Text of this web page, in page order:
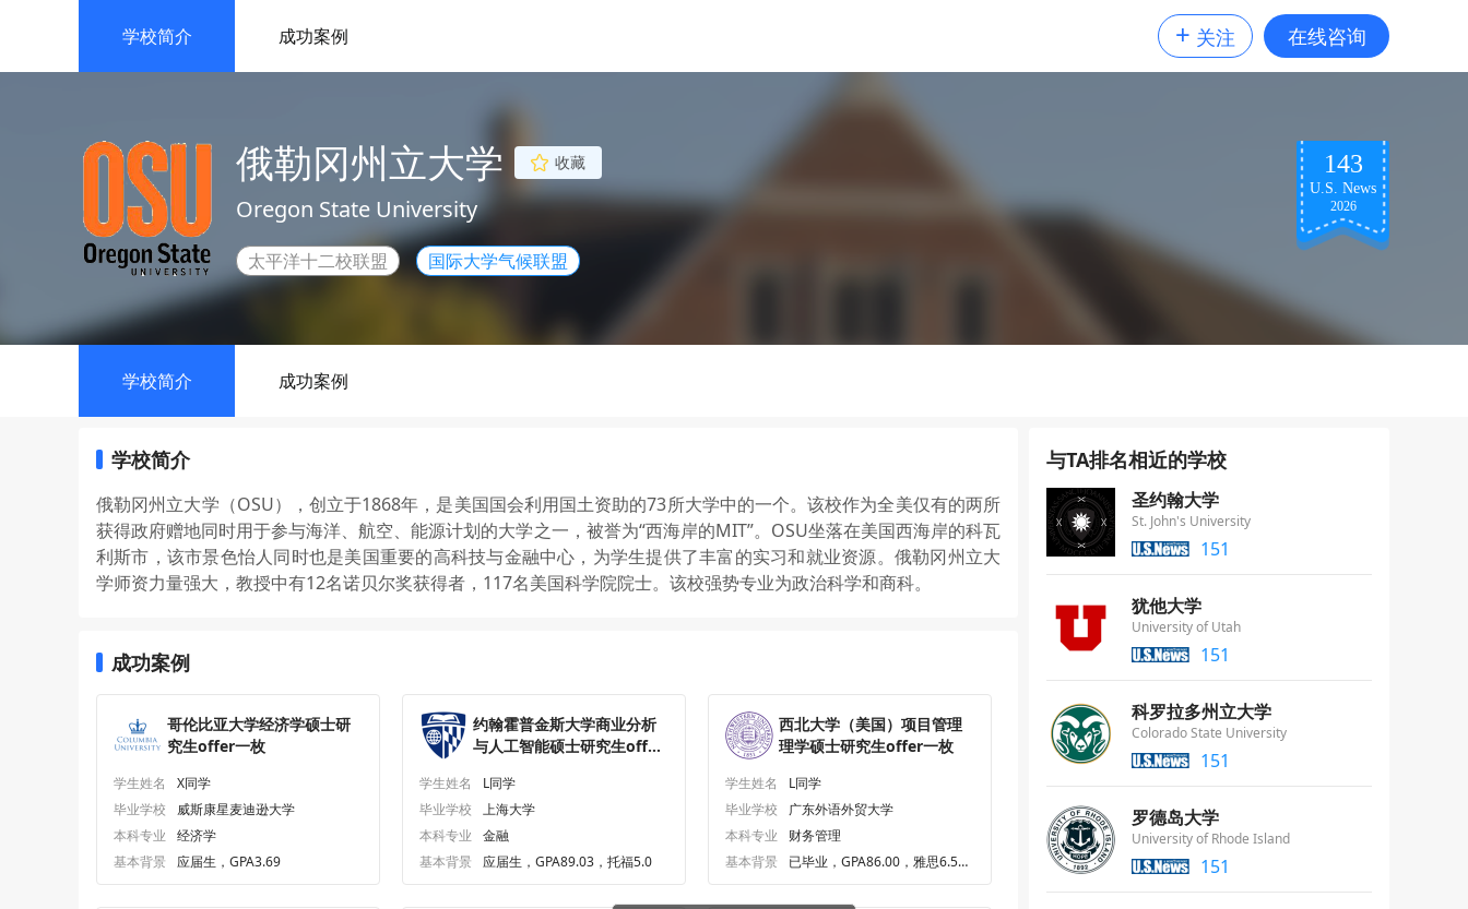
学校简介 成功案例 + 关注 在线咨询
俄勒冈州立大学 收藏
Oregon State University
太平洋十二校联盟 国际大学气候联盟
143
U.S. News
2026
学校简介 成功案例
学校简介
俄勒冈州立大学（OSU），创立于1868年，是美国国会利用国土资助的73所大学中的一个。该校作为全美仅有的两所
获得政府赠地同时用于参与海洋、航空、能源计划的大学之一，被誉为“西海岸的MIT”。OSU坐落在美国西海岸的科瓦
利斯市，该市景色怡人同时也是美国重要的高科技与金融中心，为学生提供了丰富的实习和就业资源。俄勒冈州立大
学师资力量强大，教授中有12名诺贝尔奖获得者，117名美国科学院院士。该校强势专业为政治科学和商科。
成功案例
哥伦比亚大学经济学硕士研
究生offer一枚
学生姓名
X同学
毕业学校
威斯康星麦迪逊大学
本科专业
经济学
基本背景
应届生，GPA3.69
约翰霍普金斯大学商业分析
与人工智能硕士研究生offer
学生姓名
L同学
毕业学校
上海大学
本科专业
金融
基本背景
应届生，GPA89.03，托福5.0
西北大学（美国）项目管理
理学硕士研究生offer一枚
学生姓名
L同学
毕业学校
广东外语外贸大学
本科专业
财务管理
基本背景
已毕业，GPA86.00，雅思6.5，
与TA排名相近的学校
圣约翰大学
St. John's University
151
犹他大学
University of Utah
151
科罗拉多州立大学
Colorado State University
151
罗德岛大学
University of Rhode Island
151